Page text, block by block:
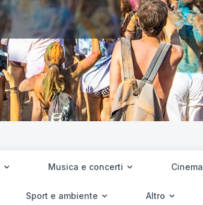
Musica e concerti Cinema
Sport e ambiente Altro